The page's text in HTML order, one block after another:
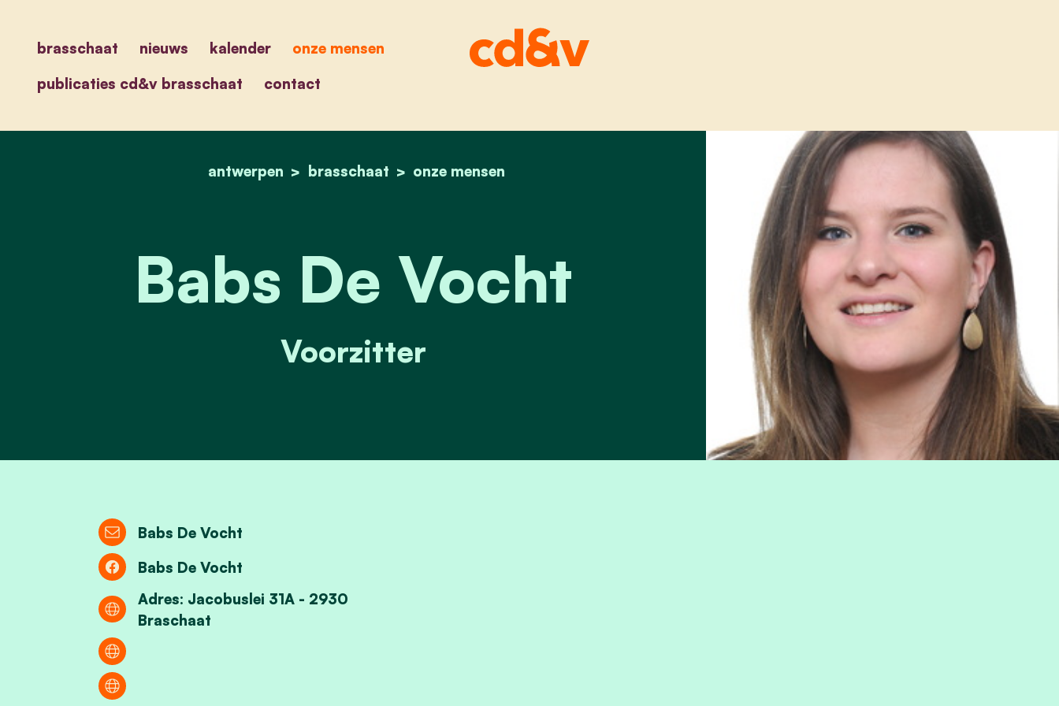
brasschaat nieuws kalender
onze mensen
publicaties cd&v brasschaat
contact
home
antwerpen brasschaat onze mensen
babs de vocht
Babs De Vocht
Voorzitter
Babs De Vocht
Babs De Vocht
Adres: Jacobuslei 31A - 2930
Braschaat